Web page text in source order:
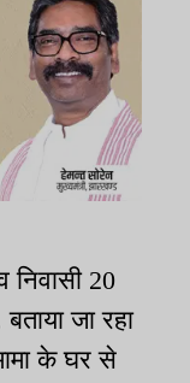
निवासी 20
जा रहा
के घर से